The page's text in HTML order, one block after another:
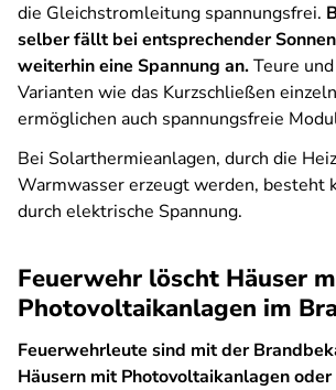
die Gleichstromleitung spannungsfrei.
selber fällt bei entsprechender
weiterhin eine Spannung an.Teure
Varianten wie das Kurzschließen
ermöglichen auch spannungsfreie
Bei Solarthermieanlagen, durch die
Warmwasser erzeugt werden, besteht
durch elektrische Spannung.
Feuerwehr löscht Häuser
Photovoltaikanlagen im
Feuerwehrleute sind mit der
Häusern mit Photovoltaikanlagen oder